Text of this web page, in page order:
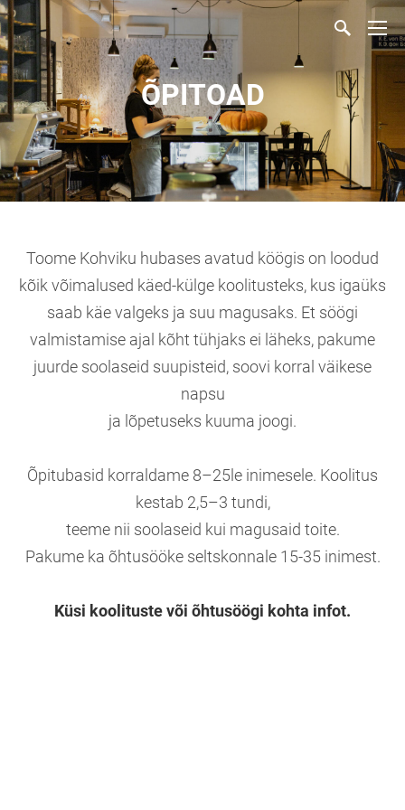
ÕPITOAD
Toome Kohviku hubases avatud köögis on loodud
kõik võimalused käed-külge koolitusteks, kus igaüks
saab käe valgeks ja suu magusaks. Et söögi
valmistamise ajal kõht tühjaks ei läheks, pakume
juurde soolaseid suupisteid, soovi korral väikese
napsu
ja lõpetuseks kuuma joogi.
Õpitubasid korraldame 8–25le inimesele. Koolitus
kestab 2,5–3 tundi,
teeme nii soolaseid kui magusaid toite.
Pakume ka õhtusööke seltskonnale 15-35 inimest.
Küsi koolituste või õhtusöögi kohta infot.